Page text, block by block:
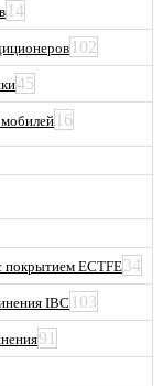
14
102
45
16
покрытием ECTFE34
IBC 103
91